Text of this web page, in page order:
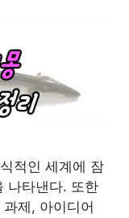
적인 세계에 잠
나타낸다. 또한
제, 아이디어